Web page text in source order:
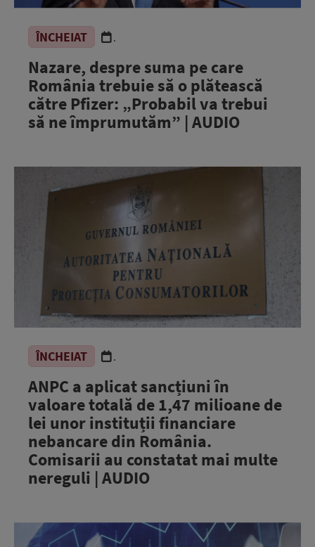
ÎNCHEIAT .
Nazare, despre suma pe care
România trebuie să o plătească
către Pfizer: „Probabil va trebui
să ne împrumutăm” | AUDIO
ÎNCHEIAT .
ANPC a aplicat sancțiuni în
valoare totală de 1,47 milioane de
lei unor instituții financiare
nebancare din România.
Comisarii au constatat mai multe
nereguli | AUDIO